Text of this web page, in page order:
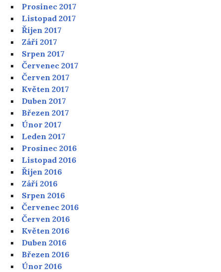
Prosinec 2017
Listopad 2017
Říjen 2017
Září 2017
Srpen 2017
Červenec 2017
Červen 2017
Květen 2017
Duben 2017
Březen 2017
Únor 2017
Leden 2017
Prosinec 2016
Listopad 2016
Říjen 2016
Září 2016
Srpen 2016
Červenec 2016
Červen 2016
Květen 2016
Duben 2016
Březen 2016
Únor 2016